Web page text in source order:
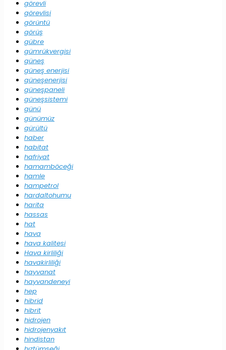
görevli
görevlisi
görüntü
görüş
gübre
gümrükvergisi
güneş
güneş enerjisi
güneşenerjisi
güneşpaneli
güneşsistemi
günü
günümüz
gürültü
haber
habitat
hafriyat
hamamböceği
hamle
hampetrol
hardaltohumu
harita
hassas
hat
hava
hava kalitesi
Hava kirliliği
havakirliliği
hayvanat
hayvandeneyi
hep
hibrid
hibrit
hidrojen
hidrojenyakıt
hindistan